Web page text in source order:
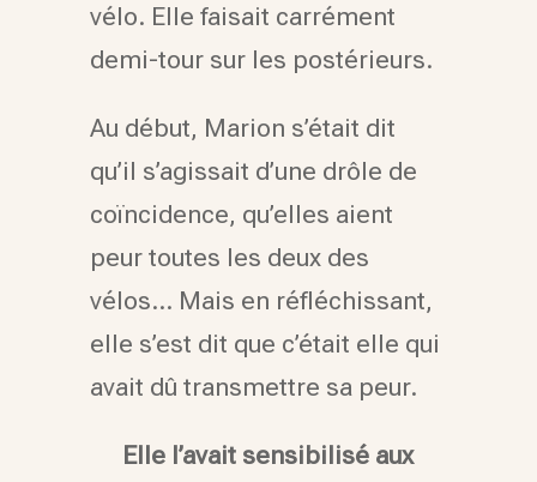
vélo. Elle faisait carrément
demi-tour sur les postérieurs.
Au début, Marion s’était dit
qu’il s’agissait d’une drôle de
coïncidence, qu’elles aient
peur toutes les deux des
vélos… Mais en réfléchissant,
elle s’est dit que c’était elle qui
avait dû transmettre sa peur.
Elle l’avait sensibilisé aux